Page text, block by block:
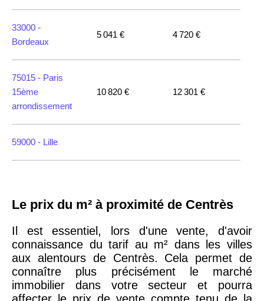
33000 -
Bordeaux
5 041 € 4 720 €
75015 - Paris
15ème
arrondissement
10 820 € 12 301 €
59000 - Lille
75018 -
18ème
arrondissement
10 114 € 11 322 €
75020 -Paris
20ème
9 623 € 11 141 €
Le prix du m² à proximité de Centrès
Il est essentiel, lors d'une vente, d'avoir
connaissance du tarif au m² dans les villes
aux alentours de Centrès. Cela permet de
connaître plus précisément le marché
immobilier dans votre secteur et pourra